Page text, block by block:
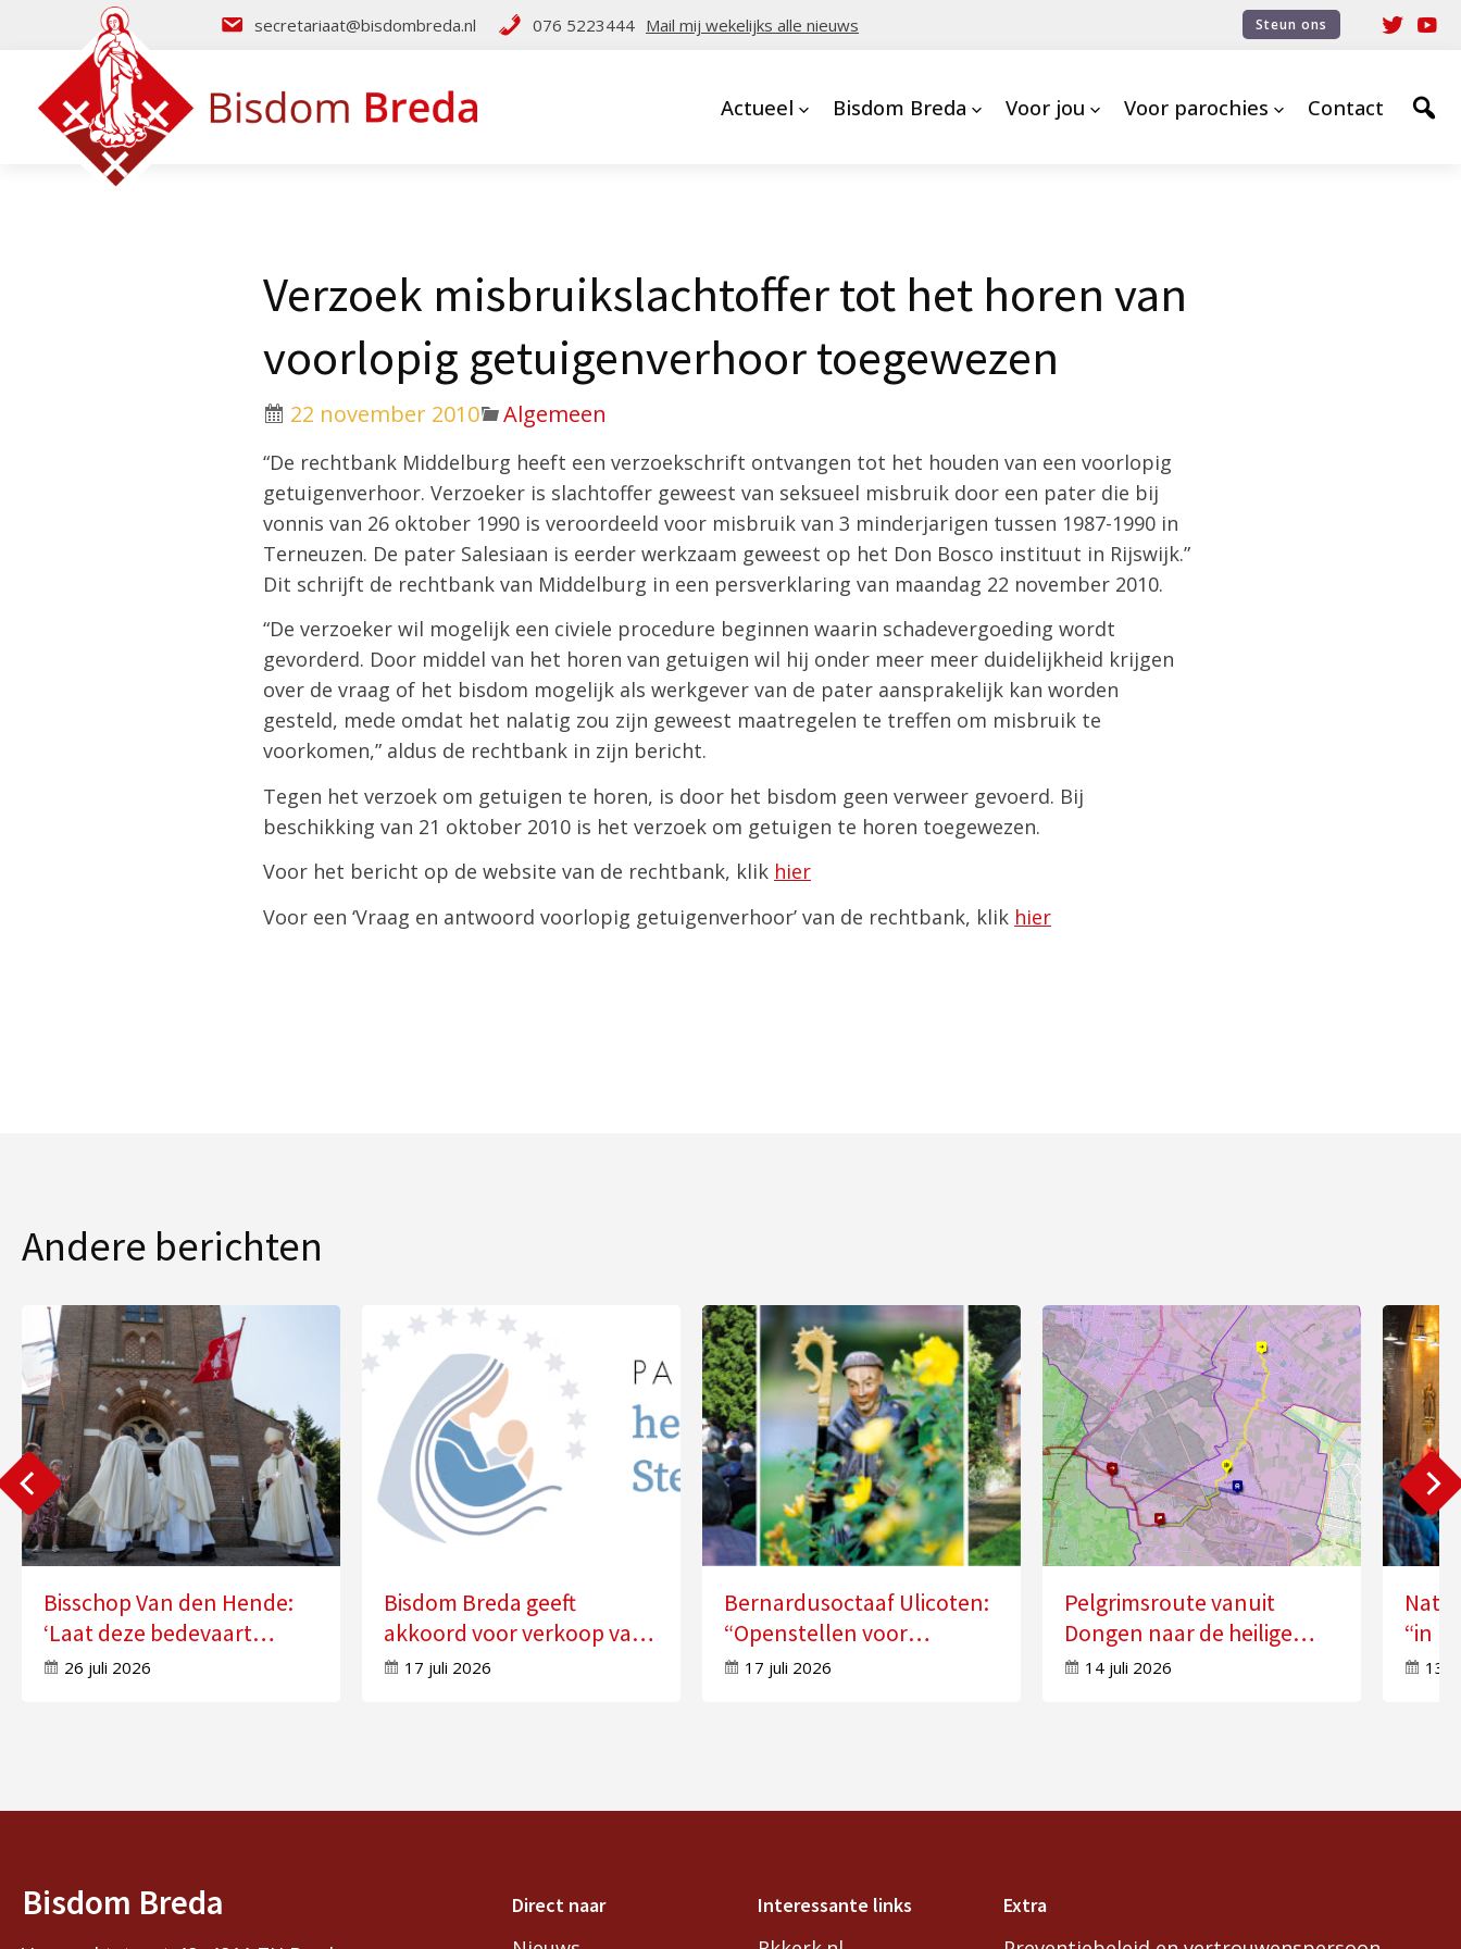
secretariaat@bisdombreda.nl 076 5223444 Mail mij wekelijks alle nieuws Steun ons
Actueel Bisdom Breda Voor jou Voor parochies Contact
Verzoek misbruikslachtoffer tot het horen van
voorlopig getuigenverhoor toegewezen
22 november 2010 Algemeen
“De rechtbank Middelburg heeft een verzoekschrift ontvangen tot het houden van een voorlopig
getuigenverhoor. Verzoeker is slachtoffer geweest van seksueel misbruik door een pater die bij
vonnis van 26 oktober 1990 is veroordeeld voor misbruik van 3 minderjarigen tussen 1987-1990 in
Terneuzen. De pater Salesiaan is eerder werkzaam geweest op het Don Bosco instituut in Rijswijk.”
Dit schrijft de rechtbank van Middelburg in een persverklaring van maandag 22 november 2010.
“De verzoeker wil mogelijk een civiele procedure beginnen waarin schadevergoeding wordt
gevorderd. Door middel van het horen van getuigen wil hij onder meer meer duidelijkheid krijgen
over de vraag of het bisdom mogelijk als werkgever van de pater aansprakelijk kan worden
gesteld, mede omdat het nalatig zou zijn geweest maatregelen te treffen om misbruik te
voorkomen,” aldus de rechtbank in zijn bericht.
Tegen het verzoek om getuigen te horen, is door het bisdom geen verweer gevoerd. Bij
beschikking van 21 oktober 2010 is het verzoek om getuigen te horen toegewezen.
Voor het bericht op de website van de rechtbank, klik hier
Voor een ‘Vraag en antwoord voorlopig getuigenverhoor’ van de rechtbank, klik hier
Andere berichten
Bisschop Van den Hende:
‘Laat deze bedevaart
doorwerken in uw leven’
26 juli 2026
Bisdom Breda geeft
akkoord voor verkoop van
zes kerken
17 juli 2026
Bernardusoctaaf Ulicoten:
“Openstellen voor
veranderingen in je leven”
17 juli 2026
Pelgrimsroute vanuit
Dongen naar de heilige
Anna in Molenschot
14 juli 2026
“in
13
Bisdom Breda Direct naar Interessante links Extra